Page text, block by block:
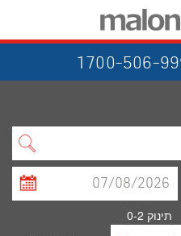
1700-506-
תינוק